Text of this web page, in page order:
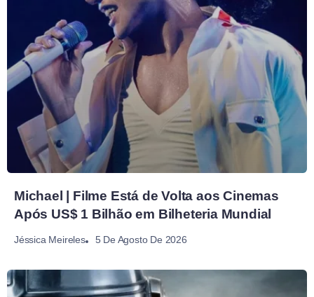
Michael | Filme Está de Volta aos Cinemas
Após US$ 1 Bilhão em Bilheteria Mundial
Jéssica Meireles 5 De Agosto De 2026